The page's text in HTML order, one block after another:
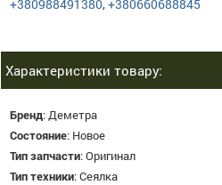
+380988491380,+380660688845
Характеристики товару:
Бренд:Деметра
Состояние: Новое
Тип запчасти:Оригинал
Тип техники:Сеялка